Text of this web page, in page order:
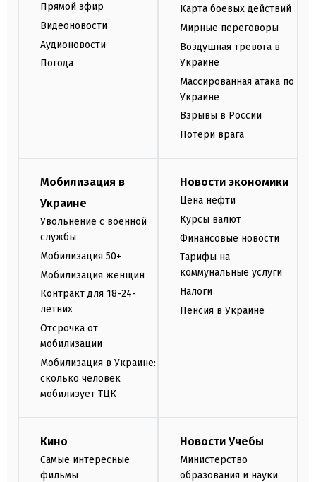
Прямой эфир
Видеоновости
Аудионовости
Погода
Карта боевых действий
Мирные переговоры
Воздушная тревога в
Украине
Массированная атака по
Украине
Взрывы в России
Потери врага
Мобилизация в
Украине
Увольнение с военной
службы
Мобилизация 50+
Мобилизация женщин
Контракт для 18-24-
летних
Отсрочка от
мобилизации
Мобилизация в Украине:
сколько человек
мобилизует ТЦК
Новости экономики
Цена нефти
Курсы валют
Финансовые новости
Тарифы на
коммунальные услуги
Налоги
Пенсия в Украине
Кино
Самые интересные
фильмы
Новости Учебы
Министерство
образования и науки